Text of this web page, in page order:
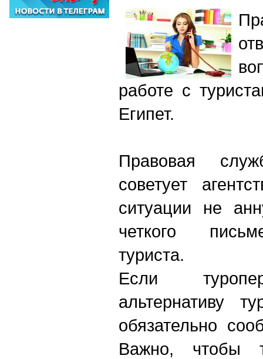
работе с
Египет.
Правовая
советует
ситуации не
четкого
туриста.
Если
альтернативу
обязательно
Важно, чтобы